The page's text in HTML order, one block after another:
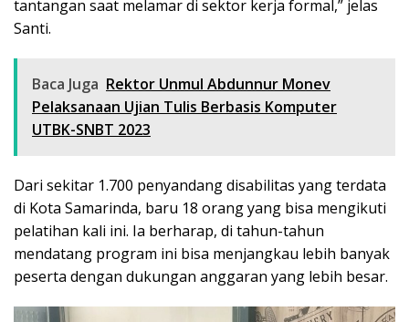
tantangan saat melamar di sektor kerja formal,” jelas
Santi.
Baca Juga Rektor Unmul Abdunnur Monev
Pelaksanaan Ujian Tulis Berbasis Komputer
UTBK-SNBT 2023
Dari sekitar 1.700 penyandang disabilitas yang terdata
di Kota Samarinda, baru 18 orang yang bisa mengikuti
pelatihan kali ini. Ia berharap, di tahun-tahun
mendatang program ini bisa menjangkau lebih banyak
peserta dengan dukungan anggaran yang lebih besar.